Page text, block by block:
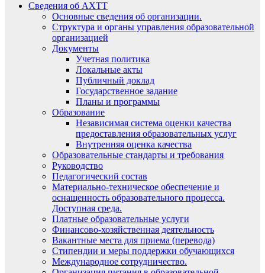
Сведения об АХТТ
Основные сведения об организации.
Структура и органы управления образовательной
организацией
Документы
Учетная политика
Локальные акты
Публичный доклад
Государственное задание
Планы и программы
Образование
Независимая система оценки качества
предоставления образовательных услуг
Внутренняя оценка качества
Образовательные стандарты и требования
Руководство
Педагогический состав
Материально-техническое обеспечение и
оснащенность образовательного процесса.
Доступная среда.
Платные образовательные услуги
Финансово-хозяйственная деятельность
Вакантные места для приема (перевода)
Стипендии и меры поддержки обучающихся
Международное сотрудничество.